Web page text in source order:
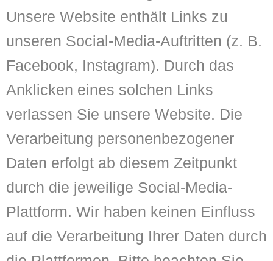
Unsere Website enthält Links zu
unseren Social-Media-Auftritten (z. B.
Facebook, Instagram). Durch das
Anklicken eines solchen Links
verlassen Sie unsere Website. Die
Verarbeitung personenbezogener
Daten erfolgt ab diesem Zeitpunkt
durch die jeweilige Social-Media-
Plattform. Wir haben keinen Einfluss
auf die Verarbeitung Ihrer Daten durch